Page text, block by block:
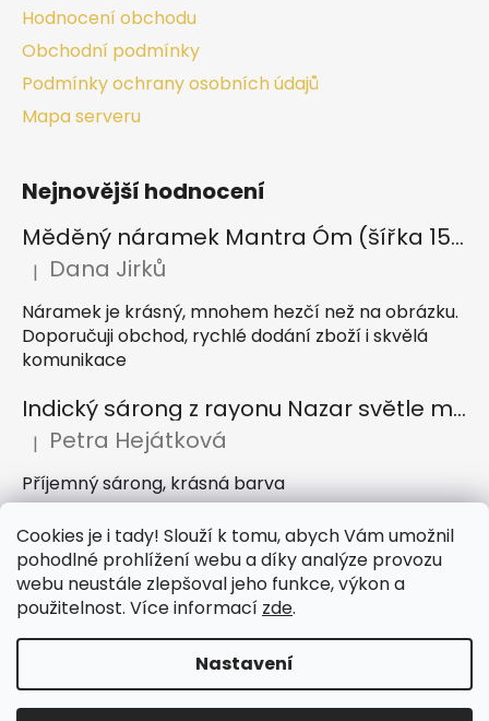
Cookies je i tady! Slouží k tomu, abych Vám umožnil
pohodlné prohlížení webu a díky analýze provozu
webu neustále zlepšoval jeho funkce, výkon a
použitelnost. Více informací zde.
Nastavení
Hodnocení obchodu
Obchodní podmínky
Podmínky ochrany osobních údajů
Mapa serveru
Nejnovější hodnocení
Měděný náramek Mantra Óm (šířka 15 mm)
Hodnocení produktu je 5 z 5 hvězdiček.
| Dana Jirků
Náramek je krásný, mnohem hezčí než na obrázku.
Doporučuji obchod, rychlé dodání zboží i skvělá
komunikace
Indický sárong z rayonu Nazar světle modrý
Hodnocení produktu je 5 z 5 hvězdiček.
| Petra Hejátková
Příjemný sárong, krásná barva
Dlouhá bavlněná sukně Bagru červená
Hodnocení produktu je 5 z 5 hvězdiček.
| Irena Levová
Překrásná sukně nádherné barvy,velikost sedí i
Vytvořil Shoptet